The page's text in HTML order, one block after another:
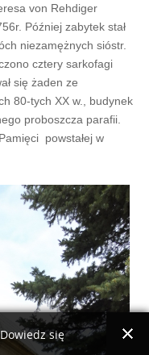
von Rehdiger
Później zabytek stał
niezamężnych sióstr.
cztery sarkofagi
się żaden ze
80-tych XX w., budynek
proboszcza parafii.
powstałej w
się